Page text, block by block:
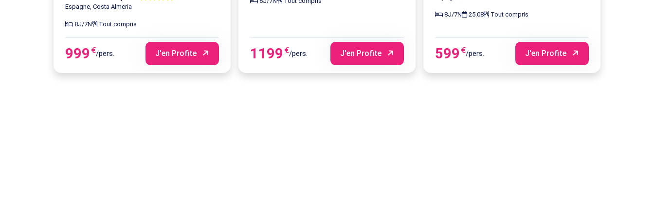
Espagne, Costa Almeria
8J/7N Tout compris
999 €/pers. J'en Profite 1199 €/pers. J'en Profite
8J/7N 25.08 Tout compris
599 €/pers. J'en Profite